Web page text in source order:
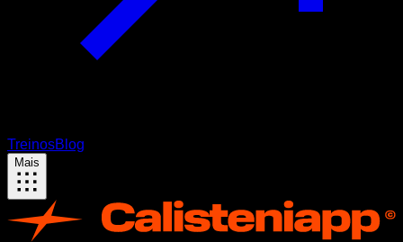
TreinosBlog
Mais